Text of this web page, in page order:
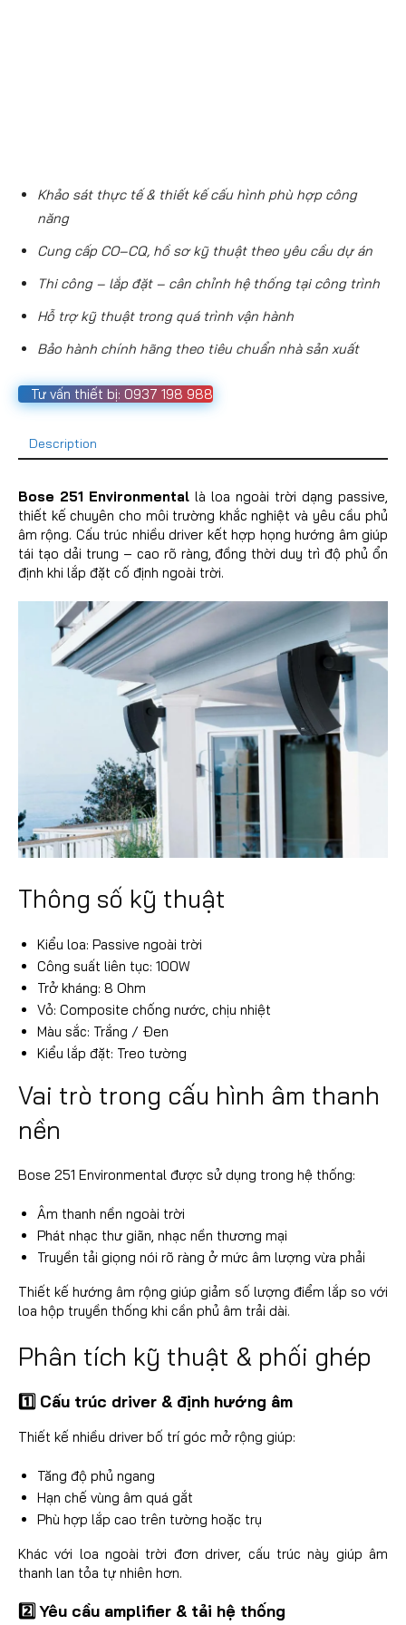
Khảo sát thực tế & thiết kế cấu hình phù hợp công
năng
Cung cấp CO–CQ, hồ sơ kỹ thuật theo yêu cầu dự án
Thi công – lắp đặt – cân chỉnh hệ thống tại công trình
Hỗ trợ kỹ thuật trong quá trình vận hành
Bảo hành chính hãng theo tiêu chuẩn nhà sản xuất
Tư vấn thiết bị: 0937 198 988
Description
Bose 251 Environmental là loa ngoài trời dạng passive,
thiết kế chuyên cho môi trường khắc nghiệt và yêu cầu phủ
âm rộng. Cấu trúc nhiều driver kết hợp họng hướng âm giúp
tái tạo dải trung – cao rõ ràng, đồng thời duy trì độ phủ ổn
định khi lắp đặt cố định ngoài trời.
Thông số kỹ thuật
Kiểu loa: Passive ngoài trời
Công suất liên tục: 100W
Trở kháng: 8 Ohm
Vỏ: Composite chống nước, chịu nhiệt
Màu sắc: Trắng / Đen
Kiểu lắp đặt: Treo tường
Vai trò trong cấu hình âm thanh
nền
Bose 251 Environmental được sử dụng trong hệ thống:
Âm thanh nền ngoài trời
Phát nhạc thư giãn, nhạc nền thương mại
Truyền tải giọng nói rõ ràng ở mức âm lượng vừa phải
Thiết kế hướng âm rộng giúp giảm số lượng điểm lắp so với
loa hộp truyền thống khi cần phủ âm trải dài.
Phân tích kỹ thuật & phối ghép
1️⃣ Cấu trúc driver & định hướng âm
Thiết kế nhiều driver bố trí góc mở rộng giúp:
Tăng độ phủ ngang
Hạn chế vùng âm quá gắt
Phù hợp lắp cao trên tường hoặc trụ
Khác với loa ngoài trời đơn driver, cấu trúc này giúp âm
thanh lan tỏa tự nhiên hơn.
2️⃣ Yêu cầu amplifier & tải hệ thống